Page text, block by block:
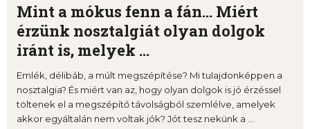
Mint a mókus fenn a fán… Miért
érzünk nosztalgiát olyan dolgok
iránt is, melyek ...
Emlék, délibáb, a múlt megszépítése? Mi tulajdonképpen a
nosztalgia? És miért van az, hogy olyan dolgok is jó érzéssel
töltenek el a megszépítő távolságból szemlélve, amelyek
akkor egyáltalán nem voltak jók? Jót tesz nekünk a ...